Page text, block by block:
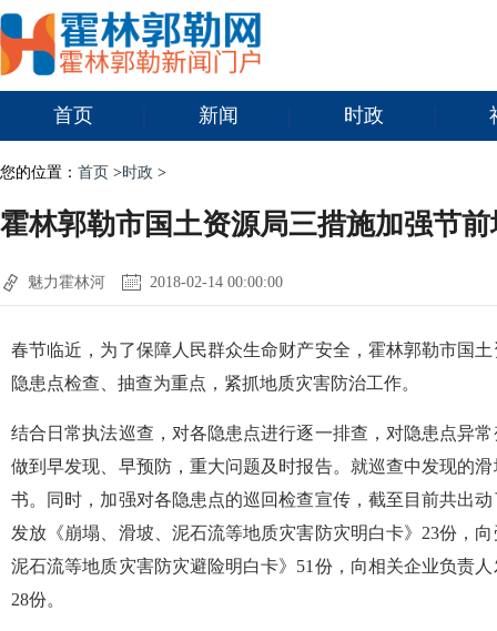
首页 新闻 时政
您的位置： 首页 >时政 >
霍林郭勒市国土资源局三措施加强节
魅力霍林河 2018-02-14 00:00:00
春节临近，为了保障人民群众生命财产安全，霍林郭勒市国
隐患点检查、抽查为重点，紧抓地质灾害防治工作。
结合日常执法巡查，对各隐患点进行逐一排查，对隐患点异
做到早发现、早预防，重大问题及时报告。就巡查中发现的
书。同时，加强对各隐患点的巡回检查宣传，截至目前共出
发放《崩塌、滑坡、泥石流等地质灾害防灾明白卡》23份，
泥石流等地质灾害防灾避险明白卡》51份，向相关企业负责
28份。